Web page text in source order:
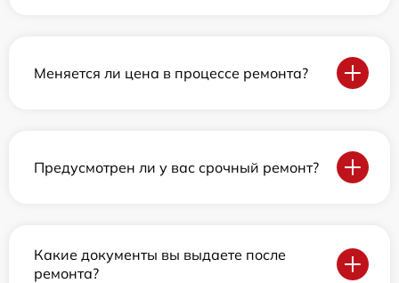
Меняется ли цена в процессе ремонта?
Предусмотрен ли у вас срочный ремонт?
Какие документы вы выдаете после
ремонта?